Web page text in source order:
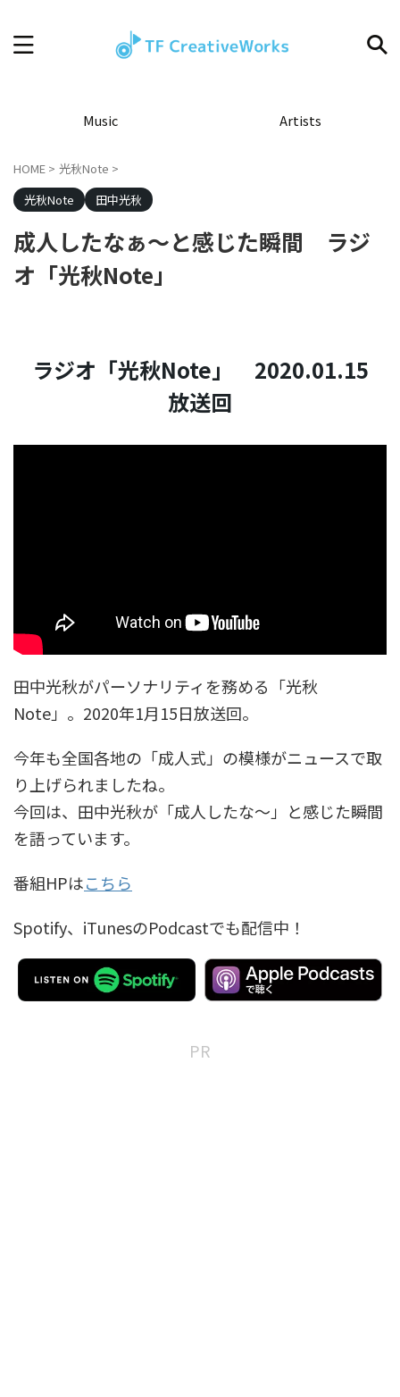
Music Artists
HOME > 光秋Note >
光秋Note
田中光秋
成人したなぁ～と感じた瞬間 ラジ
オ「光秋Note」
ラジオ「光秋Note」 2020.01.15
放送回
田中光秋がパーソナリティを務める「光秋
Note」。2020年1月15日放送回。
今年も全国各地の「成人式」の模様がニュースで取
り上げられましたね。
今回は、田中光秋が「成人したな～」と感じた瞬間
を語っています。
番組HPはこちら
Spotify、iTunesのPodcastでも配信中！
PR